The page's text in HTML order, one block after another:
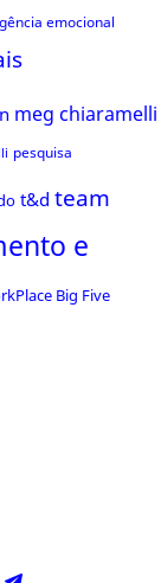
emocional
meg chiaramelli
pesquisa
t&d team
e
Big Five